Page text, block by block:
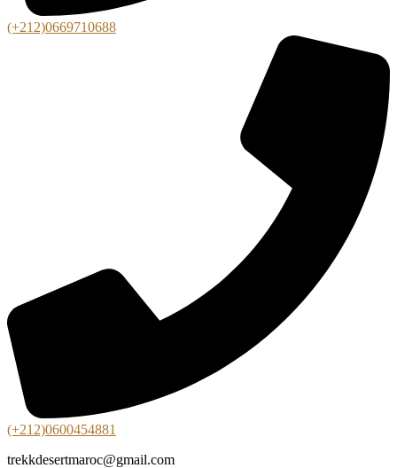
(+212)0669710688
(+212)0600454881
trekkdesertmaroc@gmail.com